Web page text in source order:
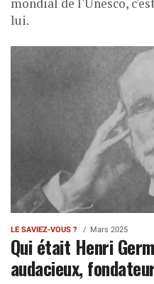
lui.
LE SAVIEZ-VOUS ? Mars 2025
Qui était Henri
audacieux,